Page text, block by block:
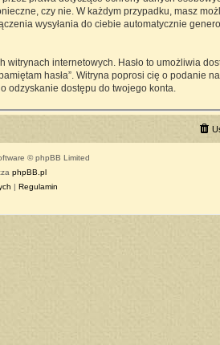
czy nie. W każdym przypadku, masz
wysyłania do ciebie automatycznie
internetowych. Hasło to umożliwia
hasła”. Witryna poprosi cię o podanie
odzyskanie dostępu do twojego konta.
© phpBB Limited
phpBB.pl
| Regulamin